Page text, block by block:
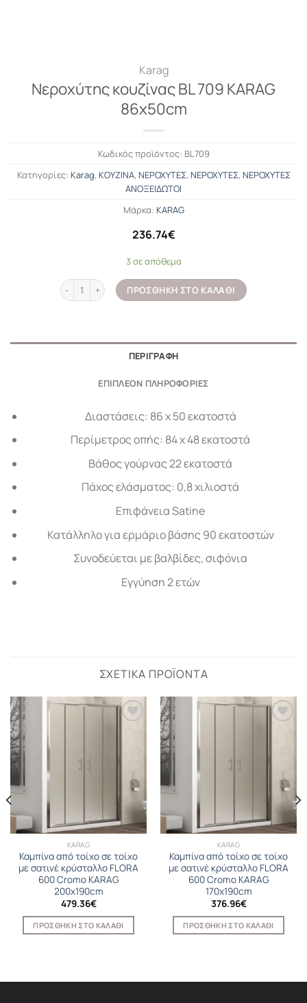
Karag
Νεροχύτης κουζίνας BL 709 KARAG
86x50cm
Κωδικός προϊόντος: BL709
Κατηγορίες: Karag, ΚΟΥΖΙΝΑ, ΝΕΡΟΧΥΤΕΣ, ΝΕΡΟΧΥΤΕΣ, ΝΕΡΟΧΥΤΕΣ
ΑΝΟΞΕΙΔΩΤΟΙ
Μάρκα: KARAG
236.74€
3 σε απόθεμα
Νεροχύτης κουζίνας BL 709 KARAG 86x50cm ποσότητα
ΠΡΟΣΘΉΚΗ ΣΤΟ ΚΑΛΆΘΙ
ΠΕΡΙΓΡΑΦΉ
ΕΠΙΠΛΈΟΝ ΠΛΗΡΟΦΟΡΊΕΣ
Διαστάσεις: 86 x 50 εκατοστά
Περίμετρος οπής: 84 x 48 εκατοστά
Βάθος γούρνας 22 εκατοστά
Πάχος ελάσματος: 0,8 χιλιοστά
Επιφάνεια Satine
Κατάλληλο για ερμάριο βάσης 90 εκατοστών
Συνοδεύεται με βαλβίδες, σιφόνια
Εγγύηση 2 ετών
ΣΧΕΤΙΚΆ ΠΡΟΪΌΝΤΑ
KARAG
Καμπίνα από τοίχο σε τοίχο
με σατινέ κρύσταλλο FLORA
600 Cromo KARAG
200x190cm
479.36€
ΠΡΟΣΘΉΚΗ ΣΤΟ ΚΑΛΆΘΙ
KARAG
Καμπίνα από τοίχο σε τοίχο
με σατινέ κρύσταλλο FLORA
600 Cromo KARAG
170x190cm
376.96€
ΠΡΟΣΘΉΚΗ ΣΤΟ ΚΑΛΆΘΙ